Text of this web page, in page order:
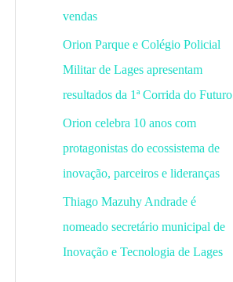
vendas
Orion Parque e Colégio Policial
Militar de Lages apresentam
resultados da 1ª Corrida do Futuro
Orion celebra 10 anos com
protagonistas do ecossistema de
inovação, parceiros e lideranças
Thiago Mazuhy Andrade é
nomeado secretário municipal de
Inovação e Tecnologia de Lages